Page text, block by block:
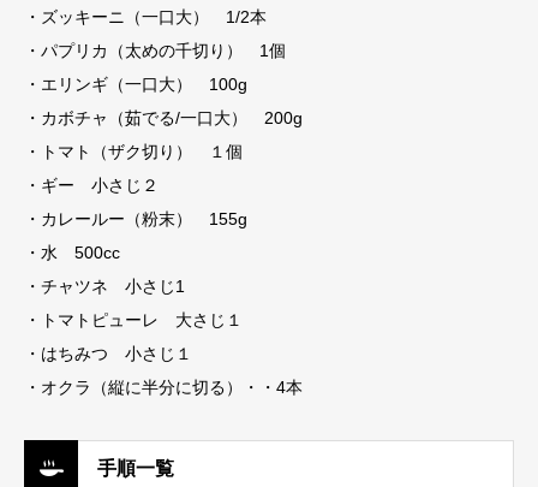
・ズッキーニ（一口大） 1/2本⠀
・パプリカ（太めの千切り） 1個⠀
・エリンギ（一口大） 100g⠀
・カボチャ（茹でる/一口大） 200g⠀ ⠀
・トマト（ザク切り） １個⠀
・ギー 小さじ２⠀
・カレールー（粉末） 155g⠀
・水 500cc⠀
・チャツネ 小さじ1⠀
・トマトピューレ 大さじ１⠀
・はちみつ 小さじ１⠀
・オクラ（縦に半分に切る）・・4本⠀
手順一覧